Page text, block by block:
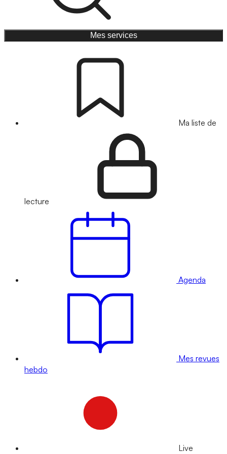
Mes services
Ma liste de
lecture
Agenda
Mes revues
hebdo
Live